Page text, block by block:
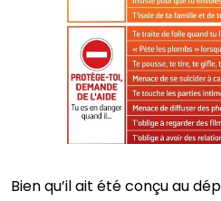
Bien qu’il ait été conçu au